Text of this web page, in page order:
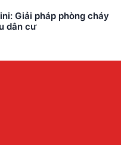
Giải pháp phòng cháy
dân cư